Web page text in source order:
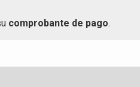
comprobante de pago.